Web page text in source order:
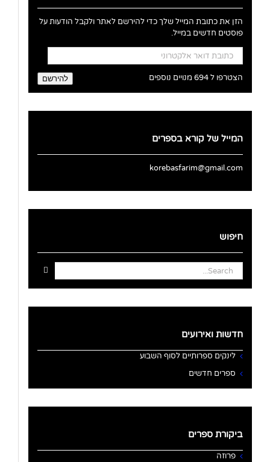
הזן את כתובת המייל שלך כדי להירשם לאתר ולקבל הודעות על
פוסטים חדשים במייל.
כתובת
דואר
אלקטרוני
להירשם הצטרפו ל 694 מנויים נוספים
המייל של קורא בספרים
korebasfarim@gmail.com
חיפוש
Search
for:
חדשות ואירועים
לינקים ספרותיים לסוף השבוע
ספרים חדשים
ביקורת ספרים
פרוזה